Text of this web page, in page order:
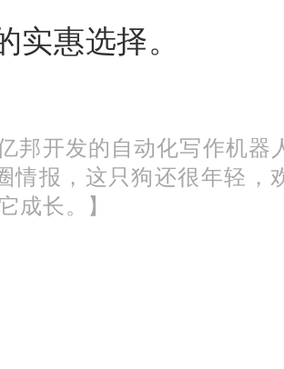
惠选择。
邦开发的自动化写作机器
情报，这只狗还很年轻，
成长。】